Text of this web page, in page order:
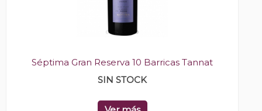
Séptima Gran Reserva 10 Barricas Tannat
SIN STOCK